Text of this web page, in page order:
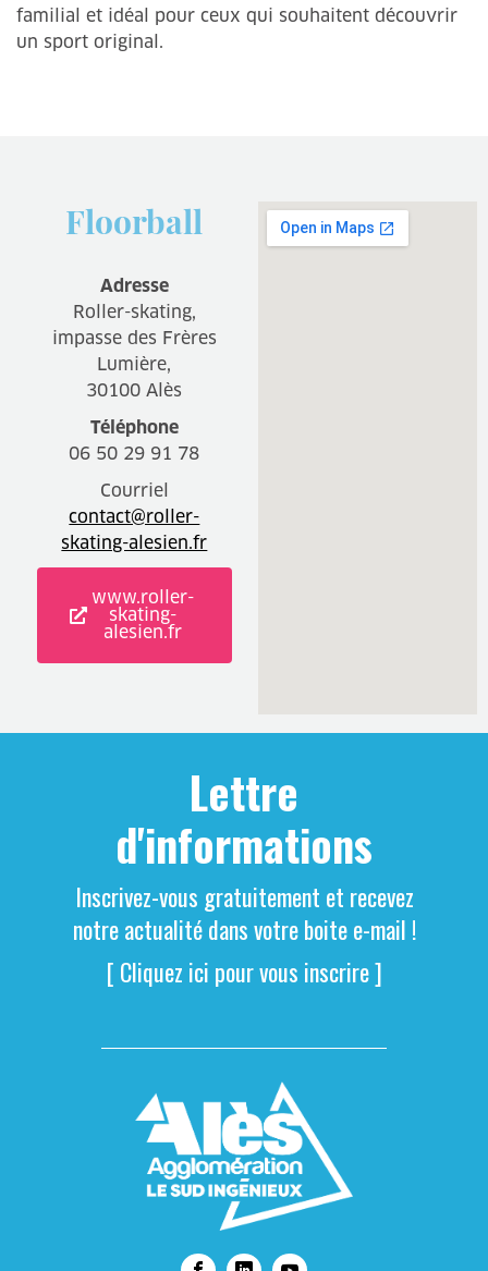
familial et idéal pour ceux qui souhaitent découvrir
un sport original.
Floorball
Adresse
Roller-skating,
impasse des Frères
Lumière,
30100 Alès
Téléphone
06 50 29 91 78
Courriel
contact@roller-
skating-alesien.fr
www.roller-
skating-
alesien.fr
Lettre
d'informations
Inscrivez-vous gratuitement et recevez
notre actualité dans votre boite e-mail !
[ Cliquez ici pour vous inscrire ]